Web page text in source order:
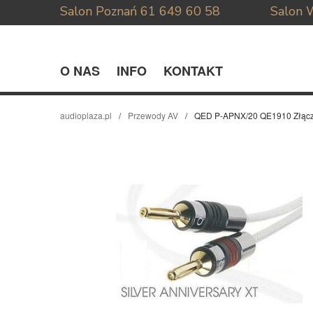
Salon Poznań 61 649 60 58 Salon
O NAS INFO KONTAKT
audioplaza.pl Przewody AV QED P-APNX/20 QE1910